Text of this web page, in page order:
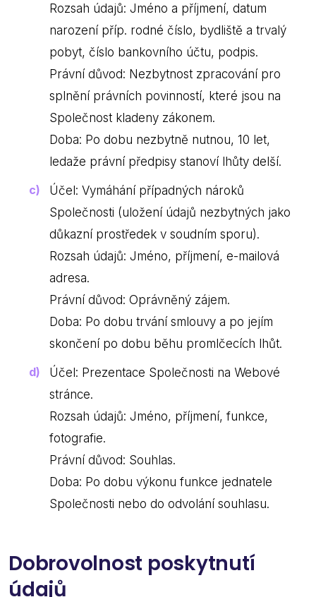
Rozsah údajů: Jméno a příjmení, datum
narození příp. rodné číslo, bydliště a trvalý
pobyt, číslo bankovního účtu, podpis.
Právní důvod: Nezbytnost zpracování pro
splnění právních povinností, které jsou na
Společnost kladeny zákonem.
Doba: Po dobu nezbytně nutnou, 10 let,
ledaže právní předpisy stanoví lhůty delší.
Účel: Vymáhání případných nároků
Společnosti (uložení údajů nezbytných jako
důkazní prostředek v soudním sporu).
Rozsah údajů: Jméno, příjmení, e-mailová
adresa.
Právní důvod: Oprávněný zájem.
Doba: Po dobu trvání smlouvy a po jejím
skončení po dobu běhu promlčecích lhůt.
Účel: Prezentace Společnosti na Webové
stránce.
Rozsah údajů: Jméno, příjmení, funkce,
fotografie.
Právní důvod: Souhlas.
Doba: Po dobu výkonu funkce jednatele
Společnosti nebo do odvolání souhlasu.
Dobrovolnost poskytnutí
údajů